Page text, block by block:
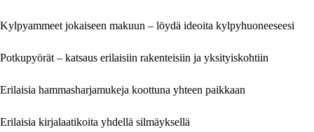
Kylpyammeet jokaiseen makuun – löydä ideoita kylpyhuoneeseesi
Potkupyörät – katsaus erilaisiin rakenteisiin ja yksityiskohtiin
Erilaisia hammasharjamukeja koottuna yhteen paikkaan
Erilaisia kirjalaatikoita yhdellä silmäyksellä